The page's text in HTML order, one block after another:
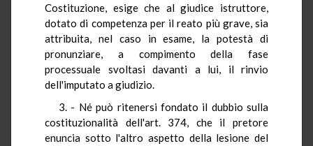
Costituzione, esige che al giudice istruttore,
dotato di competenza per il reato più grave, sia
attribuita, nel caso in esame, la potestà di
pronunziare, a compimento della fase
processuale svoltasi davanti a lui, il rinvio
dell'imputato a giudizio.
3. - Né può ritenersi fondato il dubbio sulla
costituzionalità dell'art. 374, che il pretore
enuncia sotto l'altro aspetto della lesione del